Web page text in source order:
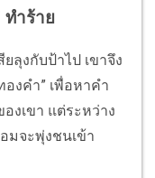
ทำร้าย
ลุงกับป้าไป เขาจึง
งคำ” เพื่อหาคำ
งเขา แต่ระหว่าง
มจะพุ่งชนเข้า